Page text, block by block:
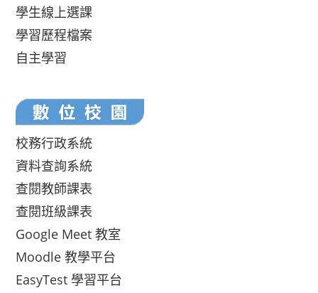
學生線上選課
學習歷程檔案
自主學習
校務行政系統
資料查詢系統
查閱教師課表
查閱班級課表
Google Meet 教室
Moodle 教學平台
EasyTest 學習平台